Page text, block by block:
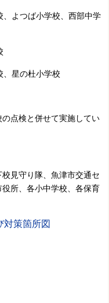
よつば小学校、西部中学
、星の杜小学校
点検と併せて実施してい
見守り隊、魚津市交通セ
所、各小中学校、各保育
対策箇所図